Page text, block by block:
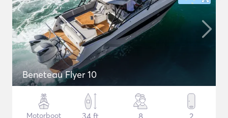
Beneteau Flyer 10
Motorboot
34 ft
8
2